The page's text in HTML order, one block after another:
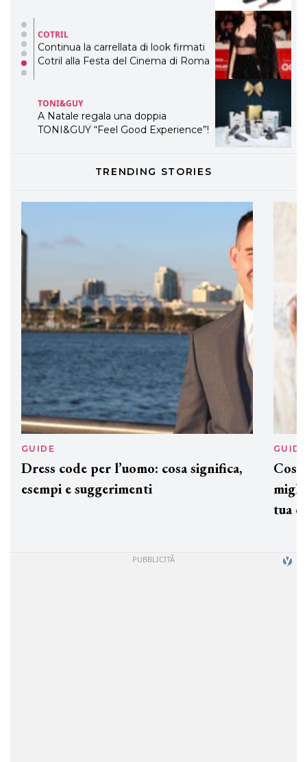
COTRIL
Continua la carrellata di look firmati
Cotril alla Festa del Cinema di Roma
TONI&GUY
A Natale regala una doppia
TONI&GUY “Feel Good Experience”!
LABEL.M lancia la sua innovativa ed
professionali
TRENDING STORIES
GUIDE
Dress code per l’uomo: cosa significa,
esempi e suggerimenti
GUIDE
tua